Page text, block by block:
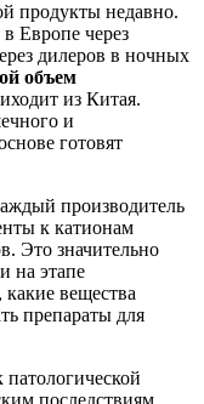
продукты недавно.
Европе через
дилеров в ночных
объем
из Китая.
и
готовят
производитель
к катионам
Это значительно
на этапе
какие вещества
препараты для